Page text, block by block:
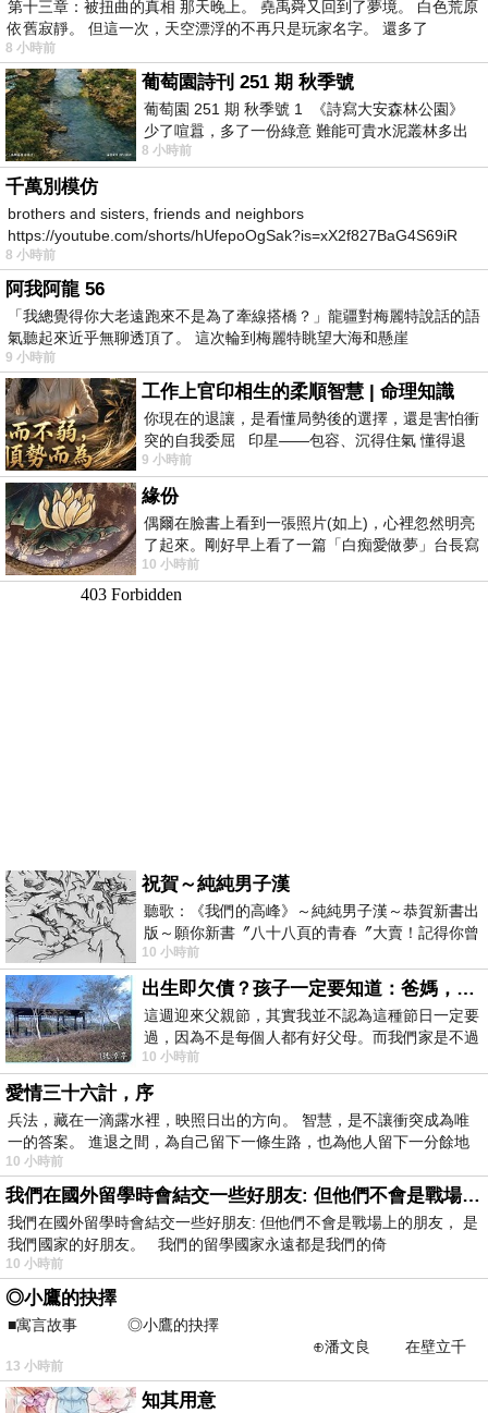
第十三章：被扭曲的真相 那天晚上。 堯禹舜又回到了夢境。 白色荒原
依舊寂靜。 但這一次，天空漂浮的不再只是玩家名字。 還多了
8 小時前
葡萄園詩刊 251 期 秋季號
葡萄園 251 期 秋季號 1 《詩寫大安森林公園》
少了喧囂，多了一份綠意 難能可貴水泥叢林多出
一
8 小時前
千萬別模仿
brothers and sisters, friends and neighbors
https://youtube.com/shorts/hUfepoOgSak?is=xX2f827BaG4S69iR
https
8 小時前
阿我阿龍 56
「我總覺得你大老遠跑來不是為了牽線搭橋？」龍疆對梅麗特說話的語
氣聽起來近乎無聊透頂了。 這次輪到梅麗特眺望大海和懸崖
9 小時前
工作上官印相生的柔順智慧 | 命理知識
你現在的退讓，是看懂局勢後的選擇，還是害怕衝
突的自我委屈 印星——包容、沉得住氣 懂得退
一步觀察，不會
9 小時前
緣份
偶爾在臉書上看到一張照片(如上)，心裡忽然明亮
了起來。剛好早上看了一篇「白痴愛做夢」台長寫
的貼文，在回顧年輕時瘋狂愛上
10 小時前
祝賀～純純男子漢
聽歌：《我們的高峰》～純純男子漢～恭賀新書出
版～願你新書〞八十八頁的青春〞大賣！記得你曾
經在我的版留言…「好讚的圖^^感覺大家
10 小時前
出生即欠債？孩子一定要知道：爸媽，其實我不欠你們
這週迎來父親節，其實我並不認為這種節日一定要
過，因為不是每個人都有好父母。而我們家是不過
節的，平時也沒什麼儀式感，生活趨近冷
10 小時前
愛情三十六計，序
兵法，藏在一滴露水裡，映照日出的方向。 智慧，是不讓衝突成為唯
一的答案。 進退之間，為自己留下一條生路，也為他人留下一分餘地
10 小時前
我們在國外留學時會結交一些好朋友: 但他們不會是戰場上的朋友
我們在國外留學時會結交一些好朋友: 但他們不會是戰場上的朋友， 是
我們國家的好朋友。 我們的留學國家永遠都是我們的倚
10 小時前
◎小鷹的抉擇
■寓言故事 ◎小鷹的抉擇
⊕潘文良 在壁立千
仞的懸崖上，有一座遮天蔽
13 小時前
知其用意